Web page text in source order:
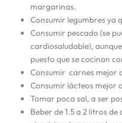
margarinas.
Consumir legumbres ya
Consumir pescado (se
cardiosaludable),
puesto que se cocinan
Consumir carnes mejor
Consumir lácteos mejor
Tomar poca sal, a ser
Beber de 1.5 a 2 litros